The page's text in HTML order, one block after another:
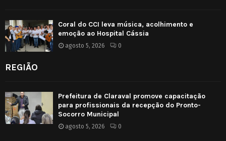
Coral do CCI leva música, acolhimento e
emoção ao Hospital Cássia
agosto 5, 2026 0
REGIÃO
Prefeitura de Claraval promove capacitação
para profissionais da recepção do Pronto-
Socorro Municipal
agosto 5, 2026 0